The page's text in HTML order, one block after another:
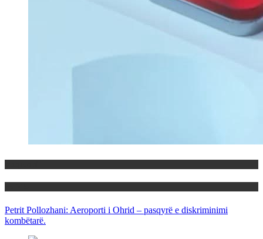
Petrit Pollozhani: Aeroporti i Ohrid – pasqyrë e diskriminimi
kombëtarë.